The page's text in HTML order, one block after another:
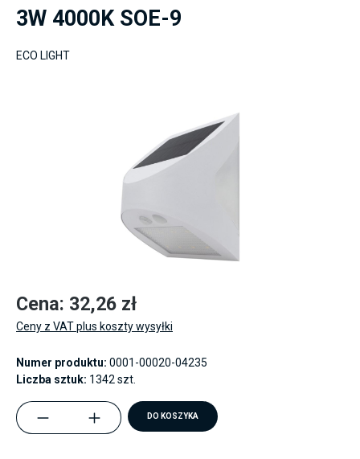
3W 4000K SOE-9
ECO LIGHT
Cena: 32,26 zł
Ceny z VAT plus koszty wysyłki
Numer produktu: 0001-00020-04235
Liczba sztuk: 1342 szt.
component.product.quantitySelect.legend
DO KOSZYKA